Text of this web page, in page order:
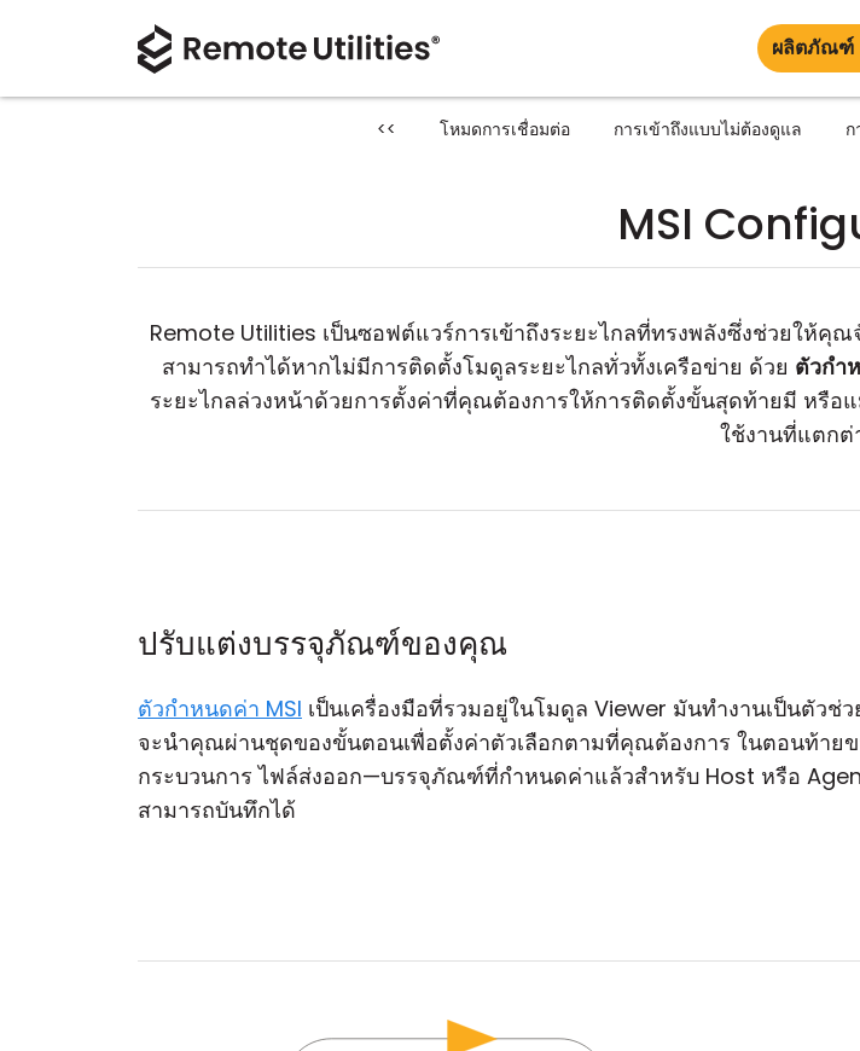
ผลิตภัณฑ์
<< โหมดการเชื่อมต่อ การเข้าถึงแบบไม่ต้องดูแล
MSI
Remote Utilities เป็นซอฟต์แวร์การเข้าถึงระยะไกลที่ทรงพลังซึ่งช่วยให้คุ
สามารถทำได้หากไม่มีการติดตั้งโมดูลระยะไกลทั่วทั้งเครือข่าย ด้วย ตัวกำ
ระยะไกลล่วงหน้าด้วยการตั้งค่าที่คุณต้องการให้การติดตั้งขั้นสุดท้ายมี ห
ใช้งานที่แตกต่
ปรับแต่งบรรจุภัณฑ์ของคุณ
ตัวกำหนดค่า MSI เป็นเครื่องมือที่รวมอยู่ในโมดูล Viewer มันทำงานเป็นตัวช่ว
จะนำคุณผ่านชุดของขั้นตอนเพื่อตั้งค่าตัวเลือกตามที่คุณต้องการ ในตอนท้าย
กระบวนการ ไฟล์ส่งออก—บรรจุภัณฑ์ที่กำหนดค่าแล้วสำหรับ Host หรือ
สามารถบันทึกได้